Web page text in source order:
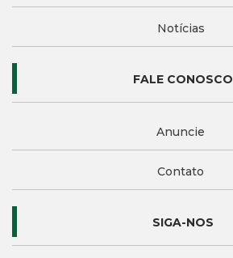
Notícias
FALE CONOSCO
Anuncie
Contato
SIGA-NOS